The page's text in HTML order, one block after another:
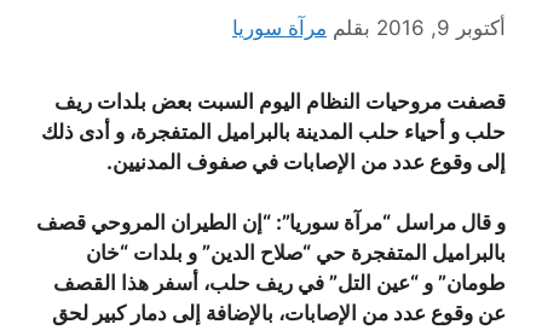
أكتوبر 9, 2016 بقلم مرآة سوريا
قصفت مروحيات النظام اليوم السبت بعض بلدات ريف
حلب و أحياء حلب المدينة بالبراميل المتفجرة، و أدى ذلك
إلى وقوع عدد من الإصابات في صفوف المدنيين.
و قال مراسل “مرآة سوريا”: “إن الطيران المروحي قصف
بالبراميل المتفجرة حي “صلاح الدين” و بلدات “خان
طومان” و “عين التل” في ريف حلب، أسفر هذا القصف
عن وقوع عدد من الإصابات، بالإضافة إلى دمار كبير لحق